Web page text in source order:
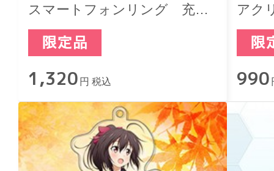
スマートフォンリング 充電
くん
1,320 円 税込
アク
おで
990